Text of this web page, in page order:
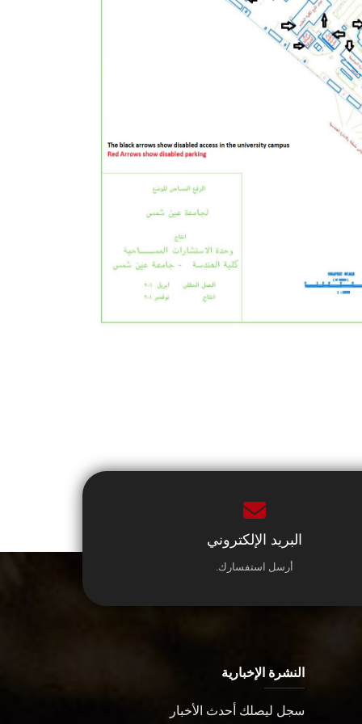
البريد الإلكتروني
أرسل استفسارك.
النشرة الإخبارية
سجل ليصلك أحدث الأخبار